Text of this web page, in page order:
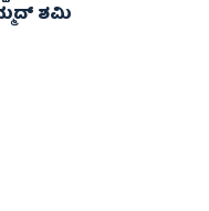
ಶಮಿ